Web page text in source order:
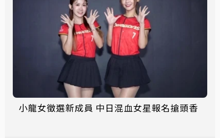
小龍女徵選新成員 中日混血女星報名搶頭香